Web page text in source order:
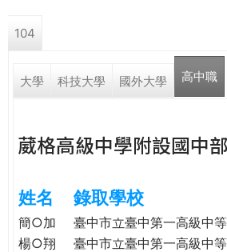
際．
e
h
r
e
104
大學 科技大學 國外大學 高中職
葳格高級中學附設國中
姓名 錄取學校
簡○加 臺中市立臺中第一高級中
楊○翔
臺中市立臺中第一高級中